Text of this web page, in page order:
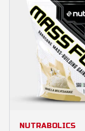
NUTRABOLICS